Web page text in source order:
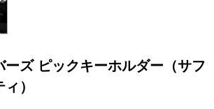
ーズ ピックキーホルダー（サフ
）